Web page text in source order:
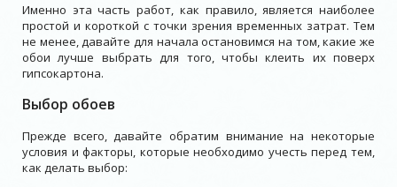
Именно эта часть работ, как правило, является наиболее
простой и короткой с точки зрения временных затрат. Тем
не менее, давайте для начала остановимся на том, какие же
обои лучше выбрать для того, чтобы клеить их поверх
гипсокартона.
Выбор обоев
Прежде всего, давайте обратим внимание на некоторые
условия и факторы, которые необходимо учесть перед тем,
как делать выбор: